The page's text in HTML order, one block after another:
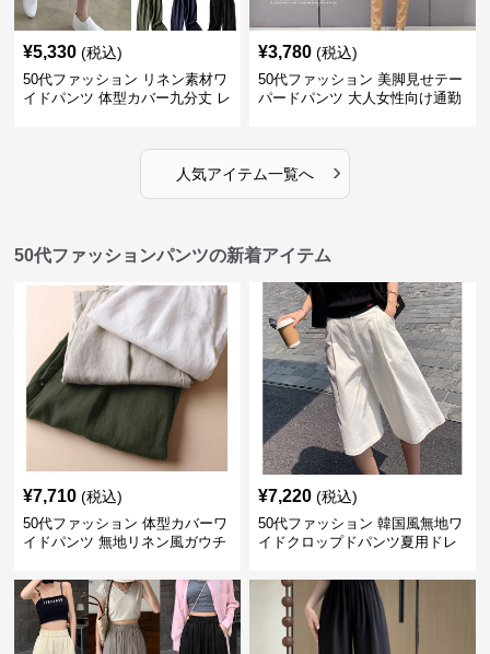
¥5,330 (税込)
50代ファッション リネン素材ワ
イドパンツ 体型カバー九分丈 レ
¥3,780 (税込)
50代ファッション 美脚見せテー
パードパンツ 大人女性向け通勤
人気アイテム一覧へ ›
50代ファッションパンツの新着アイテム
¥7,710 (税込)
50代ファッション 体型カバーワ
イドパンツ 無地リネン風ガウチ
¥7,220 (税込)
50代ファッション 韓国風無地ワ
イドクロップドパンツ夏用ドレ